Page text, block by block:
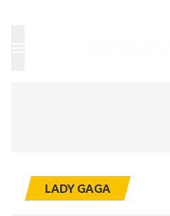
LADY GAGA